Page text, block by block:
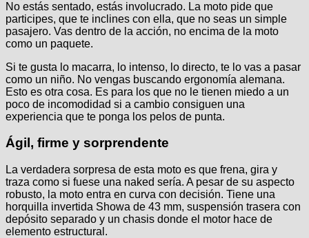
No estás sentado, estás involucrado. La moto pide que
participes, que te inclines con ella, que no seas un simple
pasajero. Vas dentro de la acción, no encima de la moto
como un paquete.
Si te gusta lo macarra, lo intenso, lo directo, te lo vas a pasar
como un niño. No vengas buscando ergonomía alemana.
Esto es otra cosa. Es para los que no le tienen miedo a un
poco de incomodidad si a cambio consiguen una
experiencia que te ponga los pelos de punta.
Ágil, firme y sorprendente
La verdadera sorpresa de esta moto es que frena, gira y
traza como si fuese una naked sería. A pesar de su aspecto
robusto, la moto entra en curva con decisión. Tiene una
horquilla invertida Showa de 43 mm, suspensión trasera con
depósito separado y un chasis donde el motor hace de
elemento estructural.